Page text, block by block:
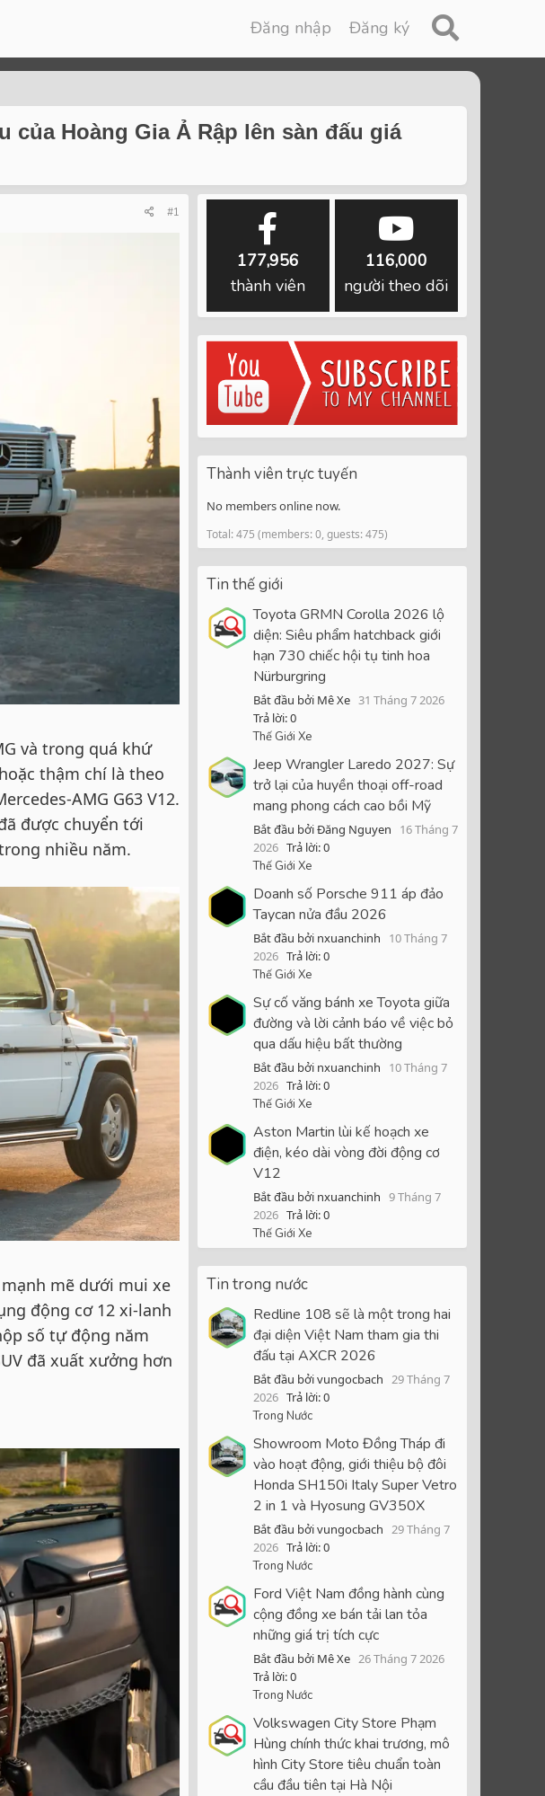
Đăng nhập Đăng ký
của Hoàng Gia Ả Rập lên sàn đấu giá
#1
và trong quá khứ
thậm chí là theo
AMG G63 V12.
được chuyển tới
nhiều năm.
mạnh mẽ dưới mui xe
động cơ 12 xi-lanh
số tự động năm
đã xuất xưởng hơn
177,956
thành viên
116,000
người theo dõi
Thành viên trực tuyến
No members online now.
Total: 475 (members: 0, guests: 475)
Tin thế giới
Toyota GRMN Corolla 2026 lộ
diện: Siêu phẩm hatchback giới
hạn 730 chiếc hội tụ tinh hoa
Nürburgring
Bắt đầu bởi Mê Xe 31 Tháng 7 2026
Trả lời: 0
Thế Giới Xe
Jeep Wrangler Laredo 2027: Sự
trở lại của huyền thoại off-road
mang phong cách cao bồi Mỹ
Bắt đầu bởi Đăng Nguyen
16 Tháng 7
2026 Trả lời: 0
Thế Giới Xe
Doanh số Porsche 911 áp đảo
Taycan nửa đầu 2026
Bắt đầu bởi nxuanchinh
10 Tháng 7
2026 Trả lời: 0
Thế Giới Xe
Sự cố văng bánh xe Toyota giữa
đường và lời cảnh báo về việc bỏ
qua dấu hiệu bất thường
Bắt đầu bởi nxuanchinh
10 Tháng 7
2026 Trả lời: 0
Thế Giới Xe
Aston Martin lùi kế hoạch xe
điện, kéo dài vòng đời động cơ
V12
Bắt đầu bởi nxuanchinh 9 Tháng 7
2026 Trả lời: 0
Thế Giới Xe
Tin trong nước
Redline 108 sẽ là một trong hai
đại diện Việt Nam tham gia thi
đấu tại AXCR 2026
Bắt đầu bởi vungocbach 29 Tháng 7
2026 Trả lời: 0
Trong Nước
Showroom Moto Đồng Tháp đi
vào hoạt động, giới thiệu bộ đôi
Honda SH150i Italy Super Vetro
2 in 1 và Hyosung GV350X
Bắt đầu bởi vungocbach 29 Tháng 7
2026 Trả lời: 0
Trong Nước
Ford Việt Nam đồng hành cùng
cộng đồng xe bán tải lan tỏa
những giá trị tích cực
Bắt đầu bởi Mê Xe 26 Tháng 7 2026
Trả lời: 0
Trong Nước
Volkswagen City Store Phạm
Hùng chính thức khai trương, mô
hình City Store tiêu chuẩn toàn
cầu đầu tiên tại Hà Nội